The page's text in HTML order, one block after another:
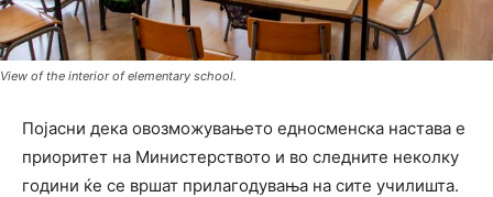
View of the interior of elementary school.
Појасни дека овозможувањето едносменска настава е
приоритет на Министерството и во следните неколку
години ќе се вршат прилагодувања на сите училишта.